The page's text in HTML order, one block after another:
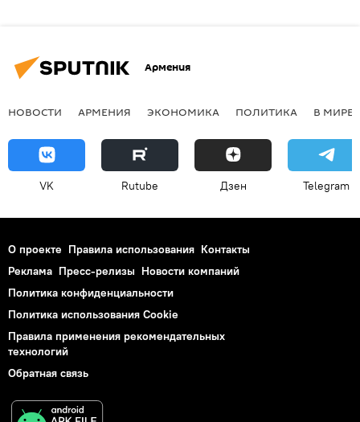
Армения
НОВОСТИ АРМЕНИЯ ЭКОНОМИКА ПОЛИТИКА В МИРЕ
VK Rutube Дзен Telegram
О проекте Правила использования Контакты
Реклама Пресс-релизы Новости компаний
Политика конфиденциальности
Политика использования Cookie
Правила применения рекомендательных
технологий
Обратная связь